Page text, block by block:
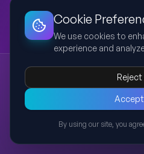
intelligenza artificiale società
Una presentazione moderna e
dell'intelligenza artificiale nella
analizzando applicazioni,
nei principali settori.
Cookie
We use cookies to
experience and
Reject
By using our site, you